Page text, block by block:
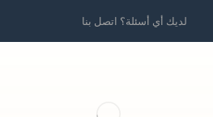
لديك أي أسئلة؟ اتصل بنا